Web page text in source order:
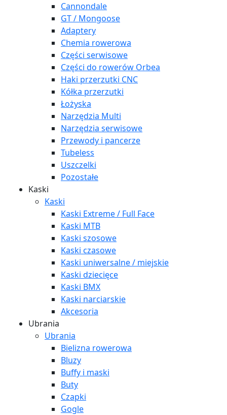
Cannondale
GT / Mongoose
Adaptery
Chemia rowerowa
Części serwisowe
Części do rowerów Orbea
Haki przerzutki CNC
Kółka przerzutki
Łożyska
Narzędzia Multi
Narzędzia serwisowe
Przewody i pancerze
Tubeless
Uszczelki
Pozostałe
Kaski
Kaski
Kaski Extreme / Full Face
Kaski MTB
Kaski szosowe
Kaski czasowe
Kaski uniwersalne / miejskie
Kaski dziecięce
Kaski BMX
Kaski narciarskie
Akcesoria
Ubrania
Ubrania
Bielizna rowerowa
Bluzy
Buffy i maski
Buty
Czapki
Gogle